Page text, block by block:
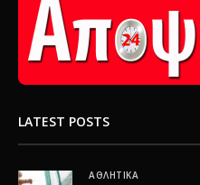
LATEST POSTS
ΑΘΛΗΤΙΚΆ